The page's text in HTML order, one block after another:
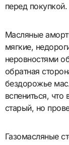
перед покупкой.
Масляные
мягкие,
неровностями
обратная
бездорожье
вспениться,
старый, но
Газомасляные